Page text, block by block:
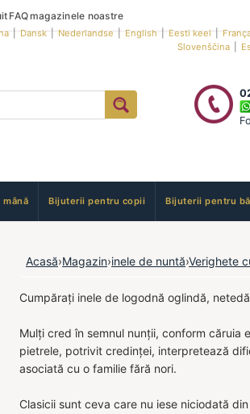
FAQmagazinele noastre
|Dansk|Nederlandse|English|Eesti keel|
Slovenščina
mână Bijuterii pentru copii Bijuterii pentru
Acasă›Magazin›inele de nuntă›Verighete
Cumpărați inele de logodnă oglindă,
Mulți cred în semnul nunții, conform
pietrele, potrivit credinței, interpretează
asociată cu o familie fără nori.
Clasicii sunt ceva care nu iese niciodată